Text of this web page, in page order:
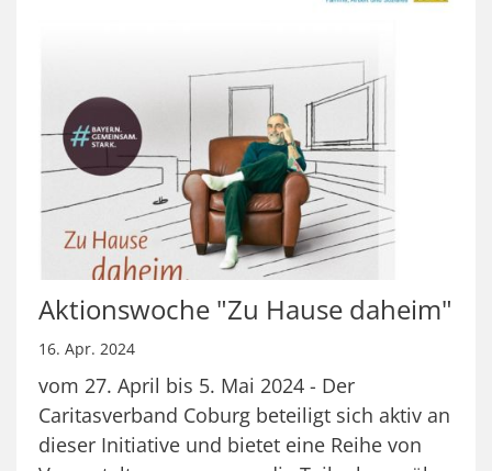
Aktionswoche "Zu Hause daheim"
16. Apr. 2024
vom 27. April bis 5. Mai 2024 - Der
Caritasverband Coburg beteiligt sich aktiv an
dieser Initiative und bietet eine Reihe von